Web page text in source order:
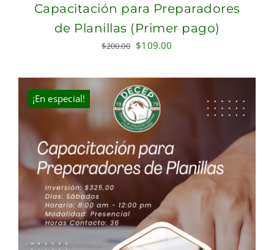
Capacitación para Preparadores
de Planillas (Primer pago)
$200.00 Original
was:
$200.00.
$109.00
is:
¡En especial!